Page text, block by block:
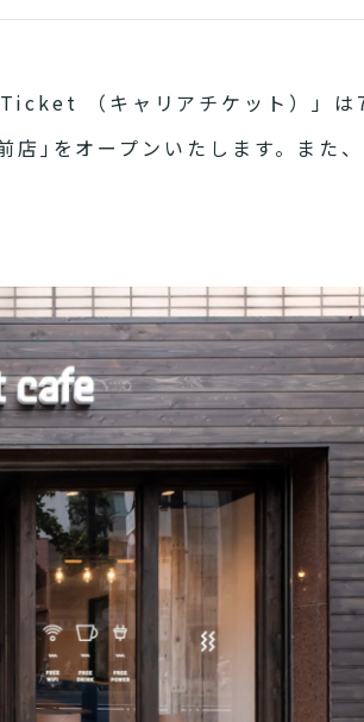
（キャリアチケット）」は
店｣をオープンいたします。また